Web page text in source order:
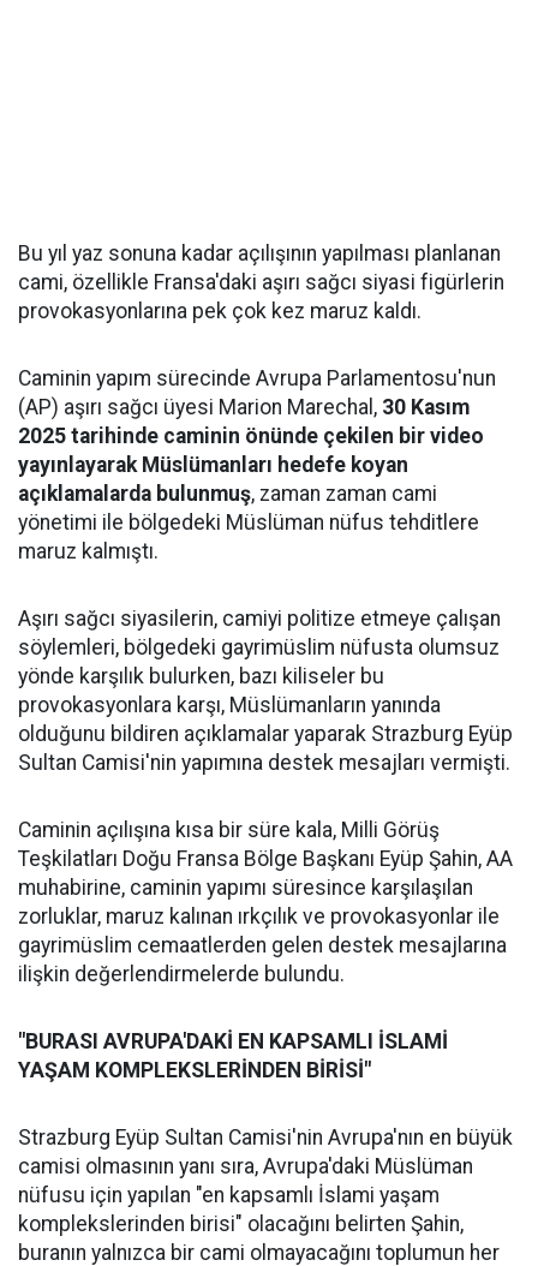
Bu yıl yaz sonuna kadar açılışının yapılması planlanan
cami, özellikle Fransa'daki aşırı sağcı siyasi figürlerin
provokasyonlarına pek çok kez maruz kaldı.
Caminin yapım sürecinde Avrupa Parlamentosu'nun
(AP) aşırı sağcı üyesi Marion Marechal, 30 Kasım
2025 tarihinde caminin önünde çekilen bir video
yayınlayarak Müslümanları hedefe koyan
açıklamalarda bulunmuş, zaman zaman cami
yönetimi ile bölgedeki Müslüman nüfus tehditlere
maruz kalmıştı.
Aşırı sağcı siyasilerin, camiyi politize etmeye çalışan
söylemleri, bölgedeki gayrimüslim nüfusta olumsuz
yönde karşılık bulurken, bazı kiliseler bu
provokasyonlara karşı, Müslümanların yanında
olduğunu bildiren açıklamalar yaparak Strazburg Eyüp
Sultan Camisi'nin yapımına destek mesajları vermişti.
Caminin açılışına kısa bir süre kala, Milli Görüş
Teşkilatları Doğu Fransa Bölge Başkanı Eyüp Şahin, AA
muhabirine, caminin yapımı süresince karşılaşılan
zorluklar, maruz kalınan ırkçılık ve provokasyonlar ile
gayrimüslim cemaatlerden gelen destek mesajlarına
ilişkin değerlendirmelerde bulundu.
"BURASI AVRUPA'DAKİ EN KAPSAMLI İSLAMİ
YAŞAM KOMPLEKSLERİNDEN BİRİSİ"
Strazburg Eyüp Sultan Camisi'nin Avrupa'nın en büyük
camisi olmasının yanı sıra, Avrupa'daki Müslüman
nüfusu için yapılan "en kapsamlı İslami yaşam
komplekslerinden birisi" olacağını belirten Şahin,
buranın yalnızca bir cami olmayacağını toplumun her